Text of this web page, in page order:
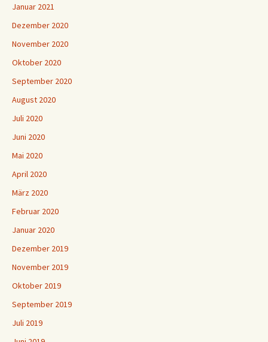
Januar 2021
Dezember 2020
November 2020
Oktober 2020
September 2020
August 2020
Juli 2020
Juni 2020
Mai 2020
April 2020
März 2020
Februar 2020
Januar 2020
Dezember 2019
November 2019
Oktober 2019
September 2019
Juli 2019